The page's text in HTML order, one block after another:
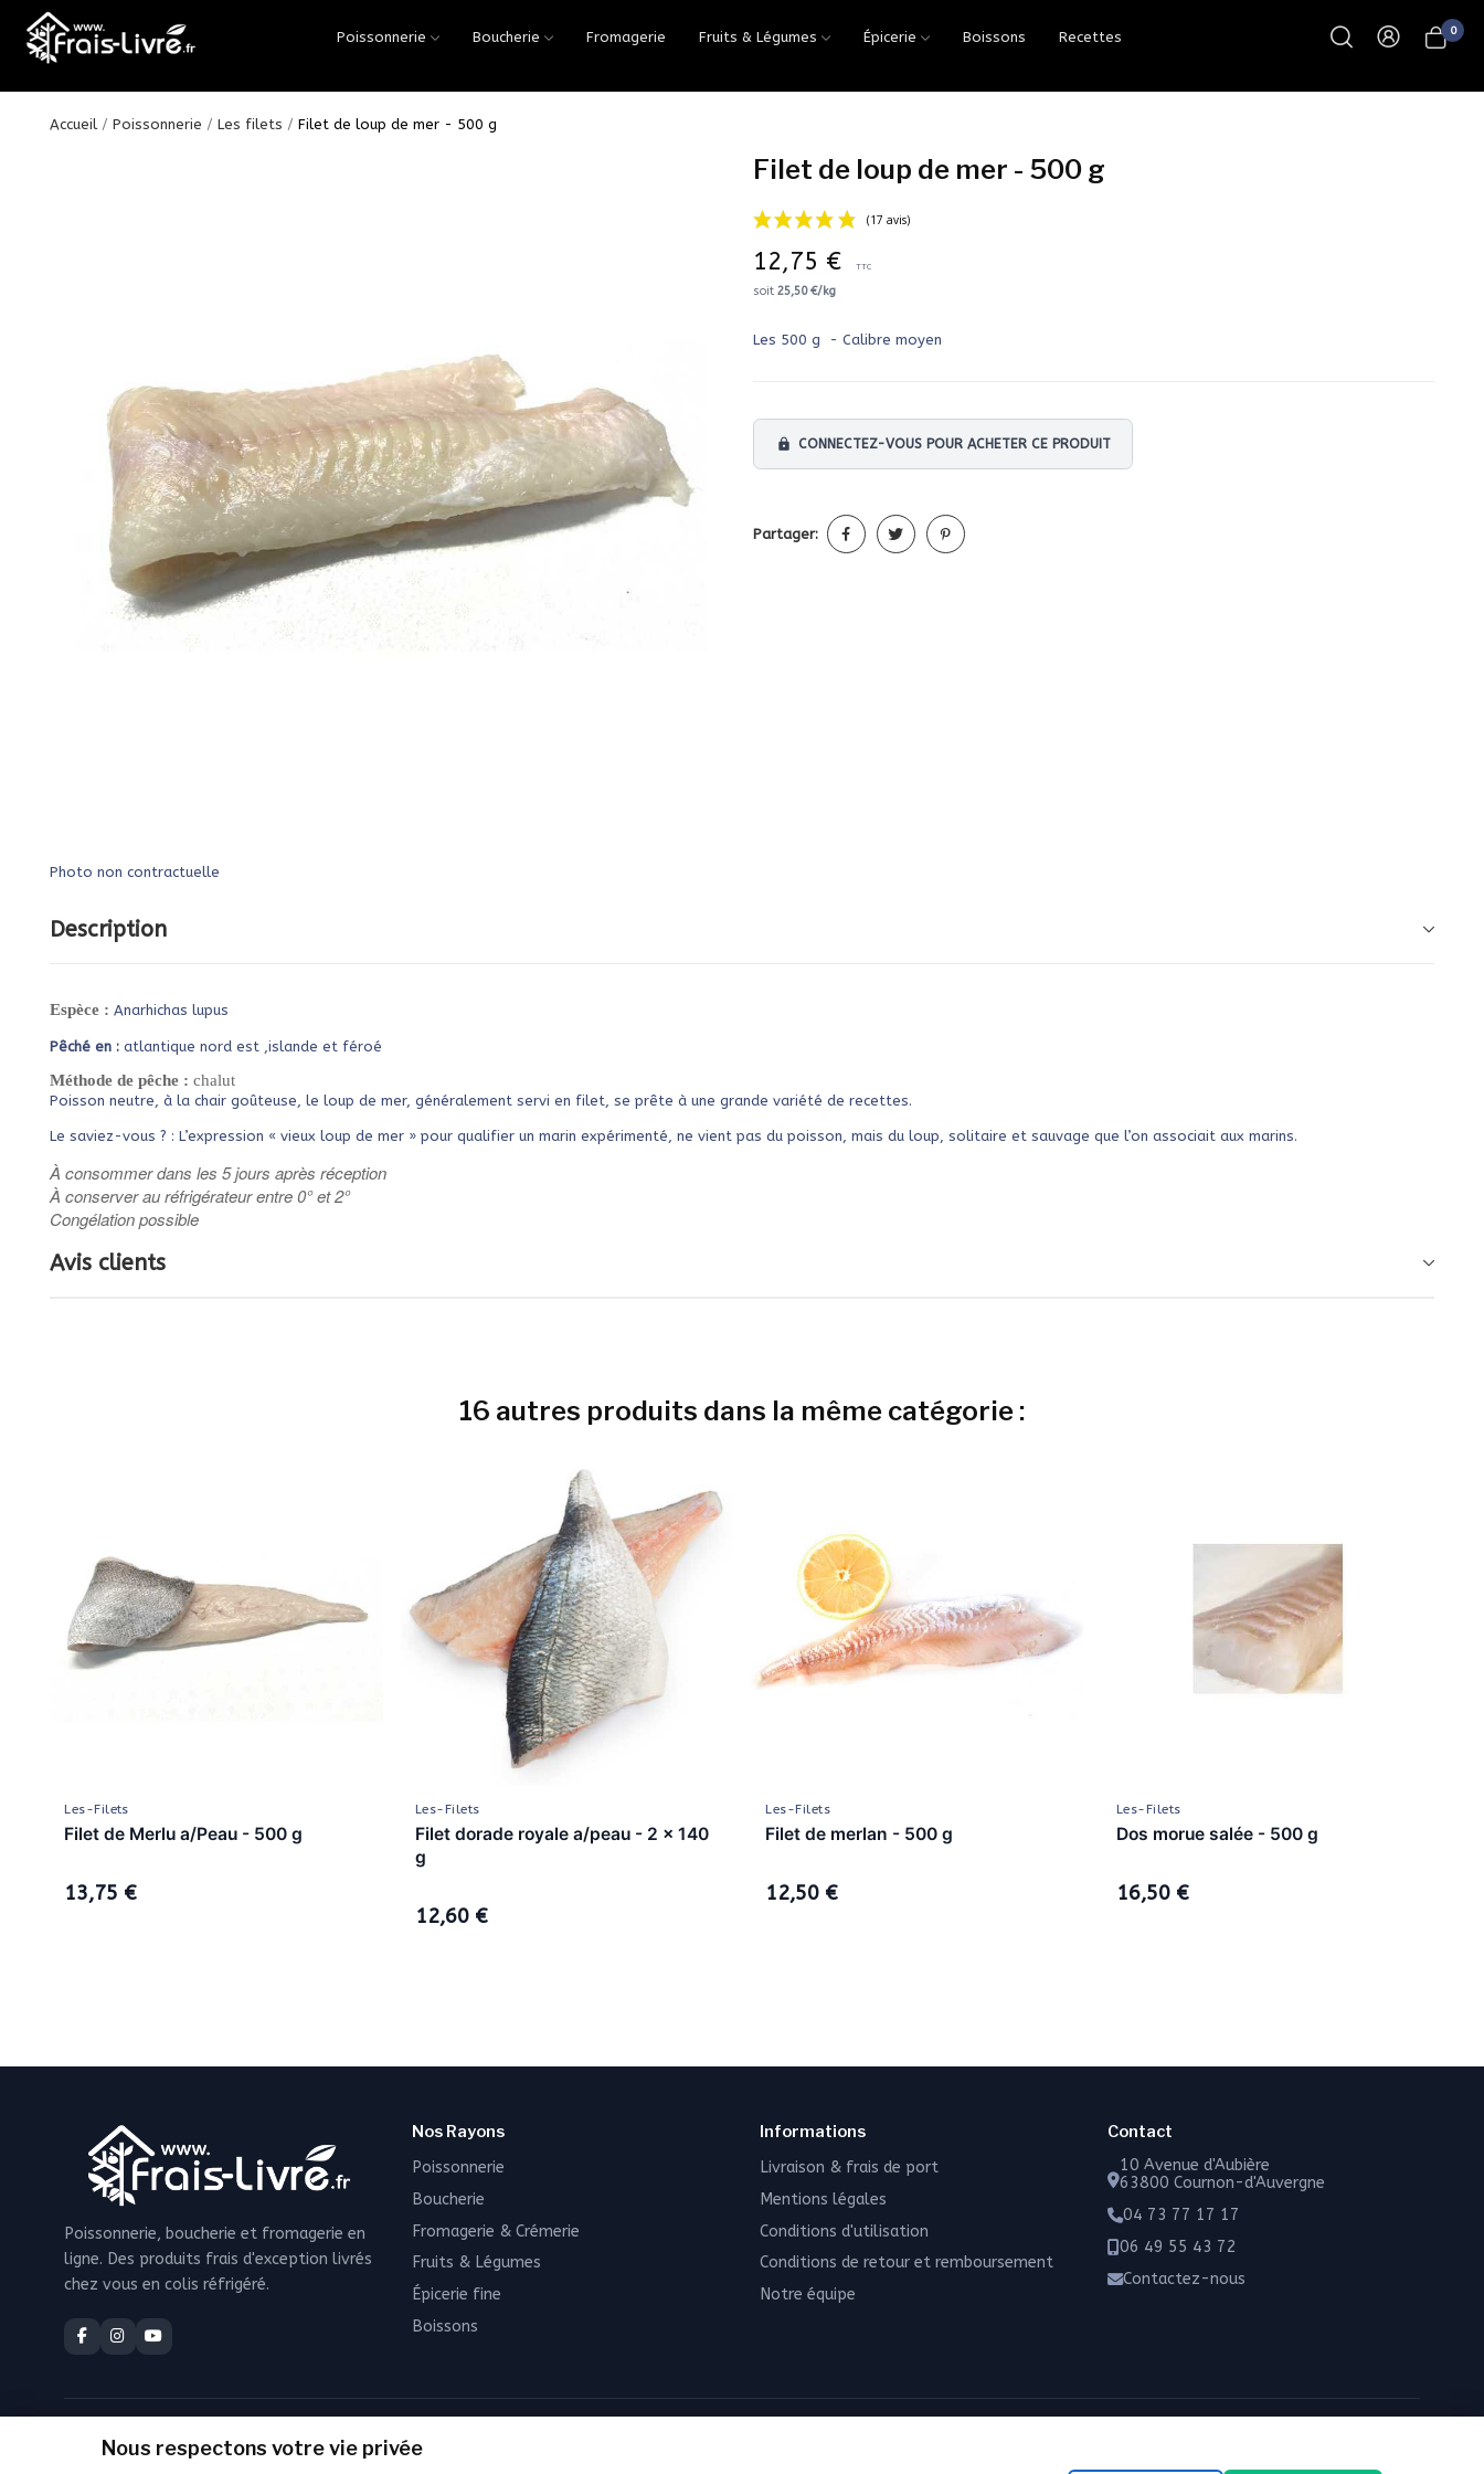
Poissonnerie Boucherie Fromagerie Fruits & Légumes Épicerie Boissons Recettes 0
Accueil Poissonnerie Les filets Filet de loup de mer - 500 g
Photo non contractuelle
Filet de loup de mer - 500 g
12,75 € TTC
soit 25,50 €/kg
Les 500 g - Calibre moyen
lock CONNECTEZ-VOUS POUR ACHETER CE PRODUIT
Partager:
Description
Espèce : Anarhichas lupus
Pêché en : atlantique nord est ,islande et féroé
Méthode de pêche : chalut
Poisson neutre, à la chair goûteuse, le loup de mer, généralement servi en filet, se prête à une grande variété de recettes.
Le saviez-vous ? : L’expression « vieux loup de mer » pour qualifier un marin expérimenté, ne vient pas du poisson, mais du loup, solitaire et sauvage que l’on associait aux marins.
À consommer dans les 5 jours après réception
À conserver au réfrigérateur entre 0° et 2°
Congélation possible
Avis clients
16 autres produits dans la même catégorie :
Les-Filets
Filet de Merlu a/Peau - 500 g
13,75 €
Les-Filets
Filet dorade royale a/peau - 2 x 140
g
12,60 €
Les-Filets
Filet de merlan - 500 g
12,50 €
Les-Filets
Dos morue salée - 500 g
16,50 €
Poissonnerie, boucherie et fromagerie en
ligne. Des produits frais d'exception livrés
chez vous en colis réfrigéré.
Nos Rayons
Poissonnerie
Boucherie
Fromagerie & Crémerie
Fruits & Légumes
Épicerie fine
Boissons
Informations
Livraison & frais de port
Mentions légales
Conditions d'utilisation
Conditions de retour et remboursement
Notre équipe
Contact
10 Avenue d'Aubière
63800 Cournon-d'Auvergne
04 73 77 17 17
06 49 55 43 72
Contactez-nous
Nous respectons votre vie privée